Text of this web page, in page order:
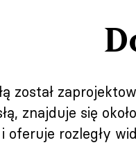
został
znajduje się
oferuje rozległy